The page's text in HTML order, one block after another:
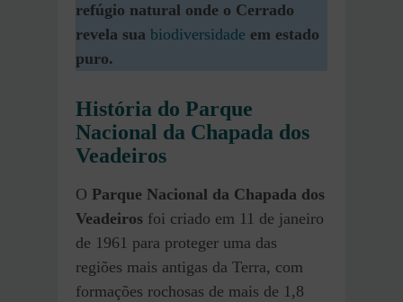
refúgio natural onde o Cerrado
revela sua biodiversidade em estado
puro.
História do Parque
Nacional da Chapada dos
Veadeiros
O Parque Nacional da Chapada dos
Veadeiros foi criado em 11 de janeiro
de 1961 para proteger uma das
regiões mais antigas da Terra, com
formações rochosas de mais de 1,8